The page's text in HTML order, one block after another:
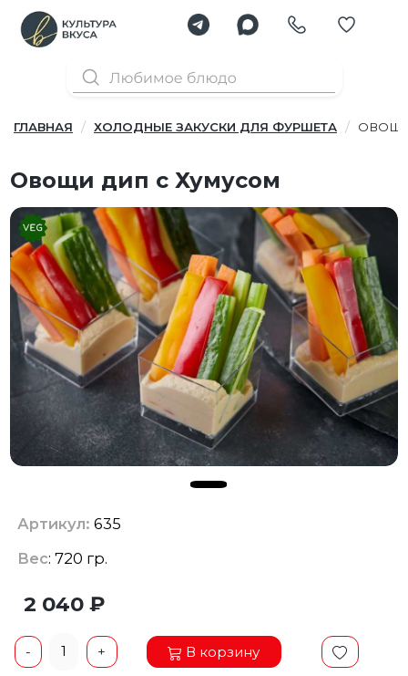
ГЛАВНАЯ ХОЛОДНЫЕ ЗАКУСКИ ДЛЯ ФУРШЕТА
Овощи дип с Хумусом
Артикул: 635
Вес: 720 гр.
2 040 ₽
- 1 + В корзину